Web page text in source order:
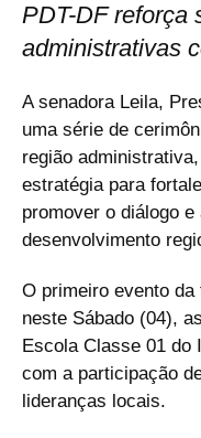
PDT-DF reforça
administrativas
A senadora Leila,
uma série de
região
estratégia para
promover o diálogo
desenvolvimento
O primeiro evento
neste Sábado (04),
Escola Classe 01 do
com a participação
lideranças locais.